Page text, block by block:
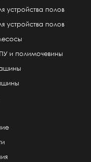
устройства полов
устройства полов
и полимочевины